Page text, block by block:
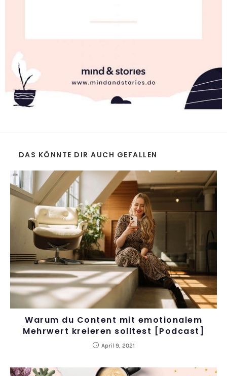
DAS KÖNNTE DIR AUCH GEFALLEN
Warum du Content mit emotionalem
Mehrwert kreieren solltest [Podcast]
April 9, 2021